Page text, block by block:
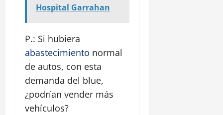
Hospital Garrahan
P.: Si hubiera
abastecimiento normal
de autos, con esta
demanda del blue,
¿podrían vender más
vehículos?